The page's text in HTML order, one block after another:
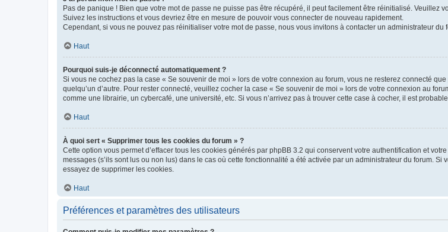
Pas de panique ! Bien que votre mot de passe ne puisse pas être récupéré, il peut facilement être réinitialisé. Veuillez
Suivez les instructions et vous devriez être en mesure de pouvoir vous connecter de nouveau rapidement.
Cependant, si vous ne pouvez pas réinitialiser votre mot de passe, nous vous invitons à contacter un administrateur du
Haut
Pourquoi suis-je déconnecté automatiquement ?
Si vous ne cochez pas la case « Se souvenir de moi » lors de votre connexion au forum, vous ne resterez connecté
quelqu’un d’autre. Pour rester connecté, veuillez cocher la case « Se souvenir de moi » lors de votre connexion au
comme une librairie, un cybercafé, une université, etc. Si vous n’arrivez pas à trouver cette case à cocher, il est
Haut
À quoi sert « Supprimer tous les cookies du forum » ?
Cette option vous permet d’effacer tous les cookies générés par phpBB 3.2 qui conservent votre authentification et
messages (s’ils sont lus ou non lus) dans le cas où cette fonctionnalité a été activée par un administrateur du forum.
essayez de supprimer les cookies.
Haut
Préférences et paramètres des utilisateurs